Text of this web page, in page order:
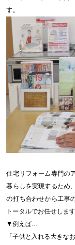
す。
住宅リフォーム専門の
暮らしを実現するため
の打ち合わせから工事
トータルでお任せします
▼例えば…
「子供と入れる大きな